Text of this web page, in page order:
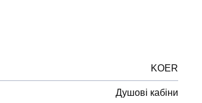
KOER
Душові кабіни